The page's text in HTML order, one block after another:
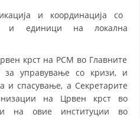
и координација со
и единици на локална
крст на РСМ во Главните
управување со кризи, и
и спасување, а Секретарите
на Црвен крст во
на овие институции во